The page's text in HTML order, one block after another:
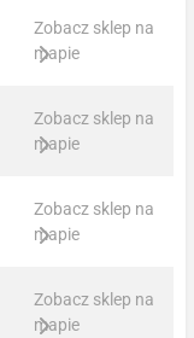
Zobacz sklep na
mapie
Zobacz sklep na
mapie
Zobacz sklep na
mapie
Zobacz sklep na
mapie